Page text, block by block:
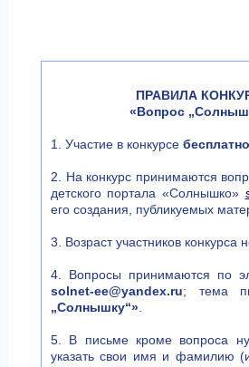
ПРАВИЛА
«Вопрос
1. Участие в конкурсе
2. На конкурс принимаются
детского портала «Солнышко»
его создания, публикуемых
3. Возраст участников конкурса
4. Вопросы принимаются по
solnet-ee@yandex.ru; тема
„Солнышку“».
5. В письме кроме вопроса
указать свои имя и фамилию